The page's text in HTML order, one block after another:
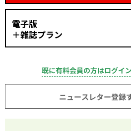
電子版
＋雑誌プラン
既に有料会員の方はログイ
ニュースレター登録す